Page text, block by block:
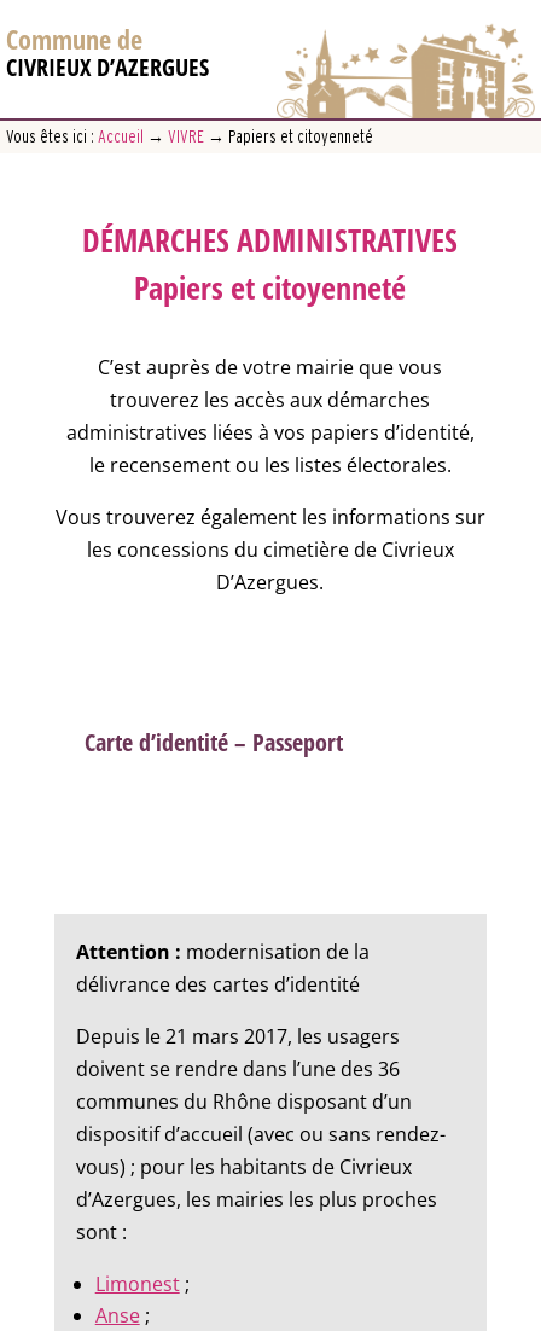
Commune de
CIVRIEUX D’AZERGUES
Vous êtes ici : Accueil → VIVRE → Papiers et citoyenneté
DÉMARCHES ADMINISTRATIVES
Papiers et citoyenneté
C’est auprès de votre mairie que vous
trouverez les accès aux démarches
administratives liées à vos papiers d’identité,
le recensement ou les listes électorales.
Vous trouverez également les informations sur
les concessions du cimetière de Civrieux
D’Azergues.
Carte d’identité – Passeport
Attention : modernisation de la
délivrance des cartes d’identité
Depuis le 21 mars 2017, les usagers
doivent se rendre dans l’une des 36
communes du Rhône disposant d’un
dispositif d’accueil (avec ou sans rendez-
vous) ; pour les habitants de Civrieux
d’Azergues, les mairies les plus proches
sont :
Limonest;
Anse;